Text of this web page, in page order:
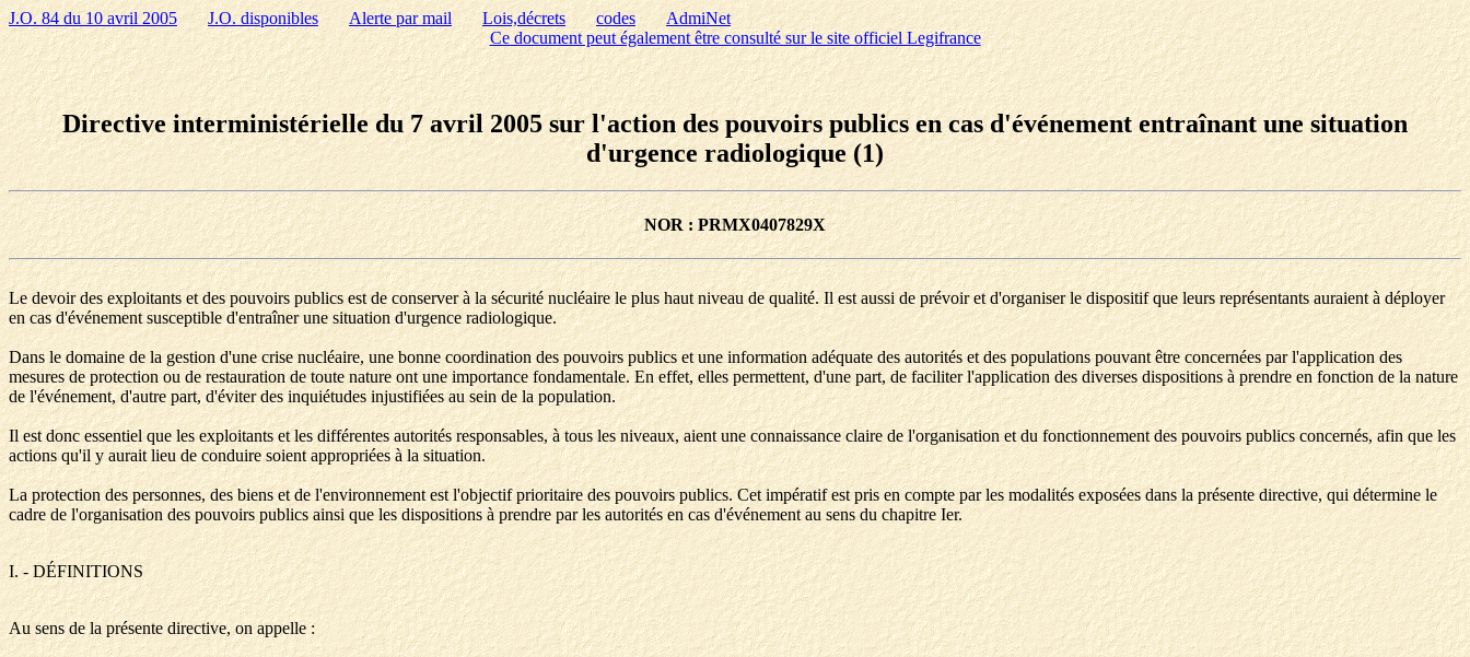
J.O. 84 du 10 avril 2005 J.O. disponibles Alerte par mail Lois,décrets codes
AdmiNet
Ce document peut également être consulté sur le site officiel Legifrance
Directive interministérielle du 7 avril 2005 sur l'action des pouvoirs publics en cas d'événement entraînant une situation
d'urgence radiologique (1)
NOR : PRMX0407829X
Le devoir des exploitants et des pouvoirs publics est de conserver à la sécurité nucléaire le plus haut niveau de qualité. Il est aussi de prévoir et d'organiser le dispositif que leurs représentants auraient à déployer
en cas d'événement susceptible d'entraîner une situation d'urgence radiologique.
Dans le domaine de la gestion d'une crise nucléaire, une bonne coordination des pouvoirs publics et une information adéquate des autorités et des populations pouvant être concernées par l'application des
mesures de protection ou de restauration de toute nature ont une importance fondamentale. En effet, elles permettent, d'une part, de faciliter l'application des diverses dispositions à prendre en fonction de la nature
de l'événement, d'autre part, d'éviter des inquiétudes injustifiées au sein de la population.
Il est donc essentiel que les exploitants et les différentes autorités responsables, à tous les niveaux, aient une connaissance claire de l'organisation et du fonctionnement des pouvoirs publics concernés, afin que les
actions qu'il y aurait lieu de conduire soient appropriées à la situation.
La protection des personnes, des biens et de l'environnement est l'objectif prioritaire des pouvoirs publics. Cet impératif est pris en compte par les modalités exposées dans la présente directive, qui détermine le
cadre de l'organisation des pouvoirs publics ainsi que les dispositions à prendre par les autorités en cas d'événement au sens du chapitre Ier.
I. - DÉFINITIONS
Au sens de la présente directive, on appelle :